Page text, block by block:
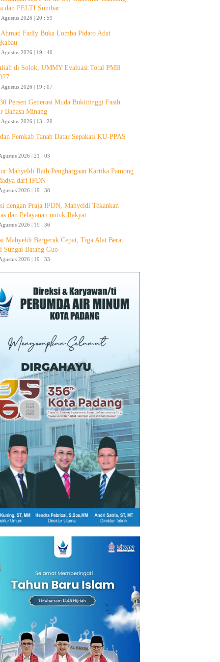
dan PELTI Sumbar
2026 | 20 : 59
Ahmad Fadly Buka Lomba Pidato Adat
2026 | 19 : 40
di Solok, UMMY Evaluasi Total PMB
2026 | 19 : 07
Persen Generasi Muda Bukittinggi Fasih
Bahasa Minang
2026 | 13 : 20
Pemkab Tanah Datar Sepakati KU-PPAS
2026 | 21 : 03
Mahyeldi Raih Penghargaan Kartika Pamong
dari IPDN
2026 | 19 : 38
dengan Praja IPDN, Mahyeldi Tekankan
dan Pelayanan untuk Rakyat
2026 | 19 : 36
Mahyeldi Bergerak Cepat, Tiga Alat Berat
Sungai Batang Guo
2026 | 19 : 33